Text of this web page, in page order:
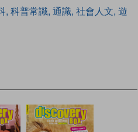
, 科普常識, 通識, 社會人文, 遊